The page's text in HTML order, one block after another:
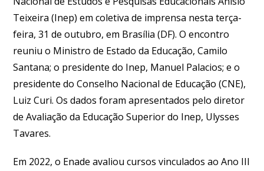
Teixeira (Inep) em coletiva de imprensa nesta terça-
feira, 31 de outubro, em Brasília (DF). O encontro
reuniu o Ministro de Estado da Educação, Camilo
Santana; o presidente do Inep, Manuel Palacios; e o
presidente do Conselho Nacional de Educação (CNE),
Luiz Curi. Os dados foram apresentados pelo diretor
de Avaliação da Educação Superior do Inep, Ulysses
Tavares.
Em 2022, o Enade avaliou cursos vinculados ao Ano III